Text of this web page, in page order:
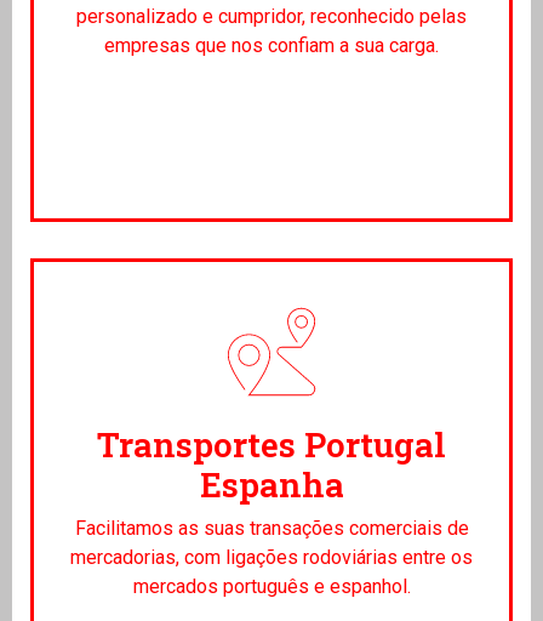
personalizado e cumpridor, reconhecido pelas
empresas que nos confiam a sua carga.
Transportes Portugal
Espanha
Facilitamos as suas transações comerciais de
mercadorias, com ligações rodoviárias entre os
mercados português e espanhol.